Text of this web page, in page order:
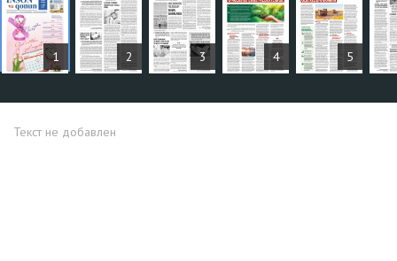
1 2 3 4 5
СТАТЬИ
Текст не добавлен